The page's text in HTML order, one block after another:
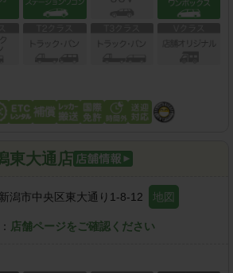
東大通店
潟市中央区東大通り1-8-12 地図
店舗ページをご確認ください